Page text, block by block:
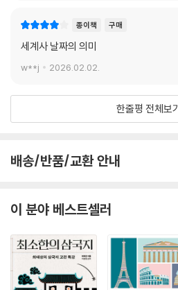
종이책 구매
세계사 날짜의 의미
w**j 2026.02.02.
한줄평 전체보기
배송/반품/교환 안내
이 분야 베스트셀러